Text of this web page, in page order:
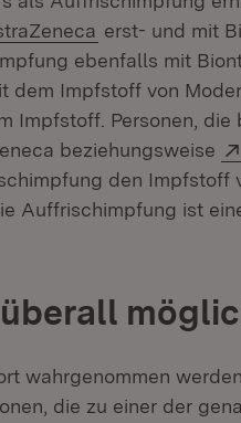
(Öffnet in
erst- und mit
ebenfalls mit
dem Impfstoff von
Impfstoff. Personen, die
beziehungsweise
den Impfstoff
Auffrischimpfung ist
wahrgenommen
die zu einer der